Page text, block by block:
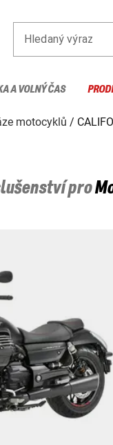
Hledaný výraz
A VOLNÝ ČAS
motocyklů
pro